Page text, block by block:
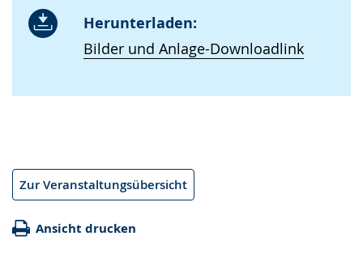
Herunterladen:
Bilder und Anlage-Downloadlink
Zur Veranstaltungsübersicht
Ansicht drucken